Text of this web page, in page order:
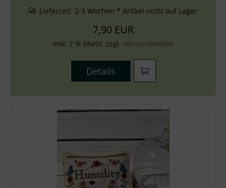
Lieferzeit: 2-3 Wochen * Artikel nicht auf Lager
7,90 EUR
inkl. 7 % MwSt. zzgl. Versandkosten
Details